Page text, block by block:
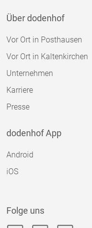
Über dodenhof
Vor Ort in Posthausen
Vor Ort in Kaltenkirchen
Unternehmen
Karriere
Presse
dodenhof App
Android
iOS
Folge uns